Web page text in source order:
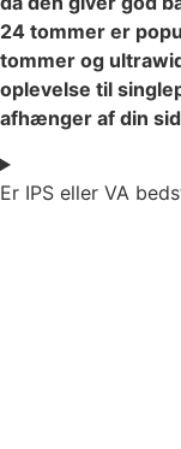
24 tommer er
tommer og
oplevelse til
afhænger af din
Er IPS eller VA